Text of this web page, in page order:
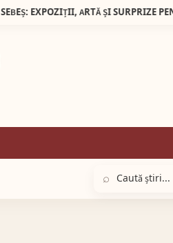
23 MAI 2026, NOAPTEA MUZEELOR LA SEBEȘ: EXPOZIȚII, ARTĂ ȘI SURPRIZE PENTRU VIZITATORI
⌕